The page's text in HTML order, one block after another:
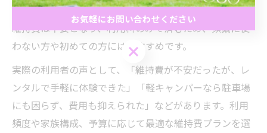
魅力です。レンタルサービスを利用する場合、これらの
維持費は不要となり、利用料のみで済むため、頻繁に使
わない方や初めての方にはおすすめです。
実際の利用者の声として、「維持費が不安だったが、レ
ンタルで手軽に体験できた」「軽キャンパーなら駐車場
にも困らず、費用も抑えられた」などがあります。利用
頻度や家族構成、予算に応じて最適な維持費プランを選
お気軽にお問い合わせください
お気軽にお問い合わせください